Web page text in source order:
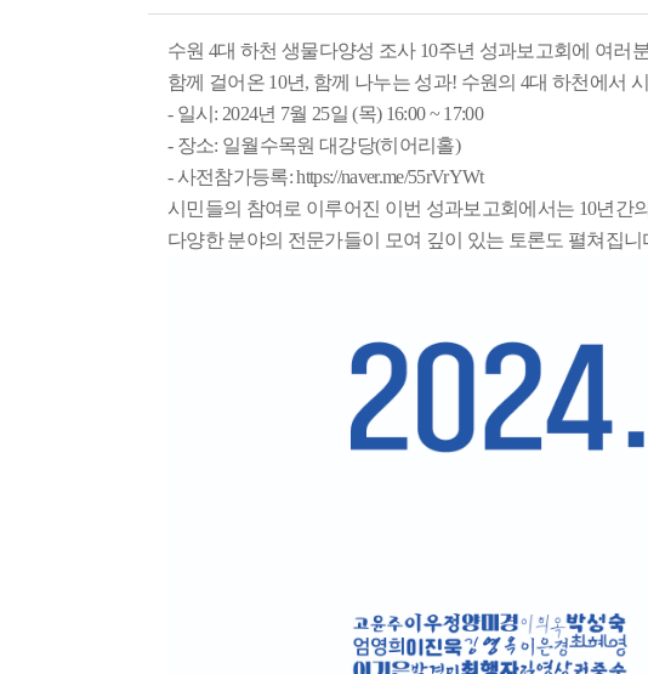
수원 4대 하천 생물다양성 조사 10주년 성과보고회에 여러
함께 걸어온 10년, 함께 나누는 성과! 수원의4대 하천에서
- 일시 : 2024년 7월 25일(목) 16:00 ~ 17:00
- 장소: 일월수목원 대강당(히어리홀)
- 사전참가등록:https://naver.me/55rVrYWt
시민들의 참여로 이루어진 이번 성과보고회에서는 10년간
다양한 분야의 전문가들이 모여 깊이 있는 토론도 펼쳐집니